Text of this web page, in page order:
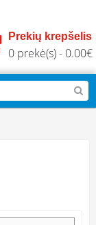
Prekių krepšelis
0 prekė(s) - 0.00€